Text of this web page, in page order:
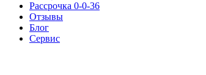
Рассрочка 0-0-36
Отзывы
Блог
Сервис